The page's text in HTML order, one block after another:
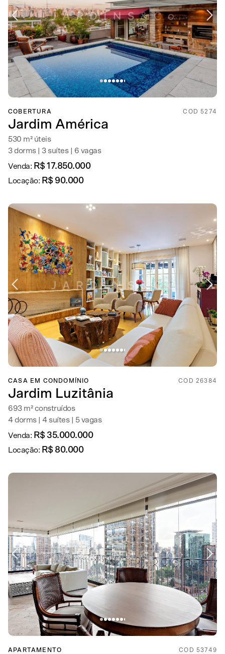
COBERTURA COD 5274
Jardim América
530 m² úteis
3 dorms | 3 suítes | 6 vagas
Venda: R$ 17.850.000
Locação: R$ 90.000
CASA EM CONDOMÍNIO COD 26384
Jardim Luzitânia
693 m² construídos
4 dorms | 4 suítes | 5 vagas
Venda: R$ 35.000.000
Locação: R$ 80.000
APARTAMENTO COD 53749